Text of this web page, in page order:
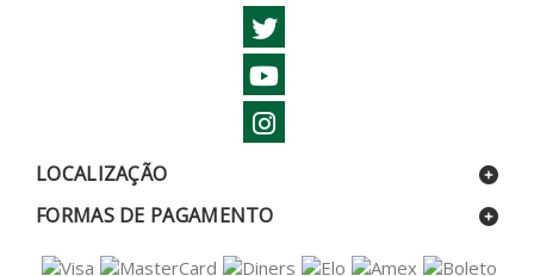
LOCALIZAÇÃO
FORMAS DE PAGAMENTO